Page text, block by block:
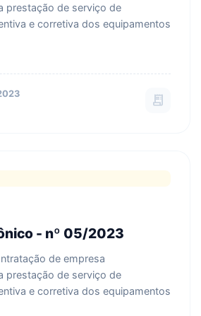
prestação de serviço de
e corretiva dos equipamentos
receipt_long
- nº 05/2023
de empresa
prestação de serviço de
e corretiva dos equipamentos